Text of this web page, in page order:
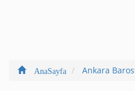
AnaSayfa Ankara